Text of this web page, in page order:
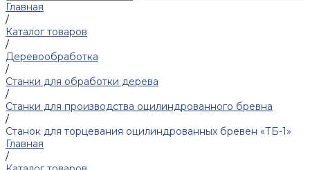
Главная
/
Каталог товаров
/
Деревообработка
/
Станки для обработки дерева
/
Станки для производства оцилиндрованного бревна
/
Станок для торцевания оцилиндрованных бревен «ТБ-1»
Главная
/